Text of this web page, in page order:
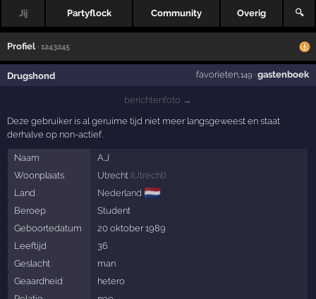
Jij Partyflock Community Overig 🔍
Profiel · 1243245
Drugshond favorieten,149· gastenboek
berichtenfoto →
Deze gebruiker is al geruime tijd niet meer langsgeweest en staat
derhalve op non-actief.
Naam
A.J
Woonplaats
Utrecht (Utrecht)
Land
Nederland 🇳🇱
Beroep
Student
Geboortedatum
20 oktober 1989
Leeftijd
36
Geslacht
man
Geaardheid
hetero